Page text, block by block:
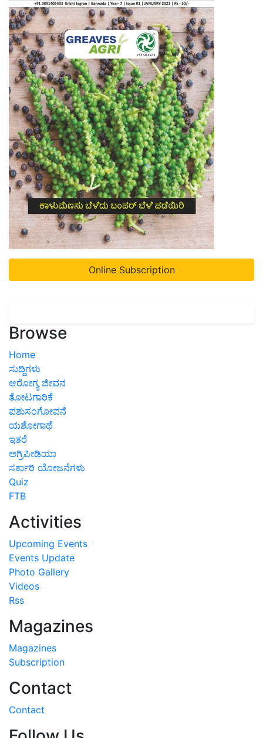
Online Subscription
Browse
Home
ಸುದ್ದಿಗಳು
ಆರೋಗ್ಯ ಜೀವನ
ತೋಟಗಾರಿಕೆ
ಪಶುಸಂಗೋಪನೆ
ಯಶೋಗಾಥೆ
ಇತರೆ
ಅಗ್ರಿಪೀಡಿಯಾ
ಸರ್ಕಾರಿ ಯೋಜನೆಗಳು
Quiz
FTB
Activities
Upcoming Events
Events Update
Photo Gallery
Videos
Rss
Magazines
Magazines
Subscription
Contact
Contact